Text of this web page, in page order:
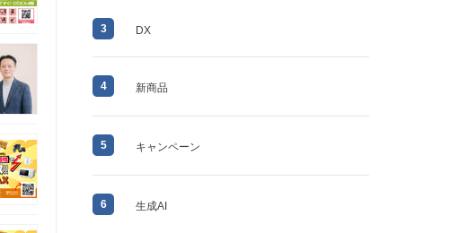
3 DX
4 新商品
5 キャンペーン
6 生成AI